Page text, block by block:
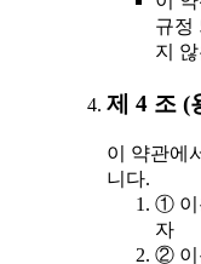
규정
지
제 4 조 (
이 약관에
니다.
① 이
자
② 이